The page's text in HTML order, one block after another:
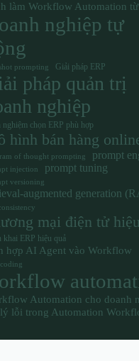
làm Workflow Automation
nghiệp tự
prompting Giải pháp ERP
pháp quản trị
nghiệp
nghiệm chọn ERP phù hợp
hình bán hàng
of thought prompting prompt
injection prompt tuning
versioning
augmented generation
mại điện tử
khai ERP hiệu quả
hợp AI Agent vào Workflow
Automation cho doanh
lỗi trong Automation